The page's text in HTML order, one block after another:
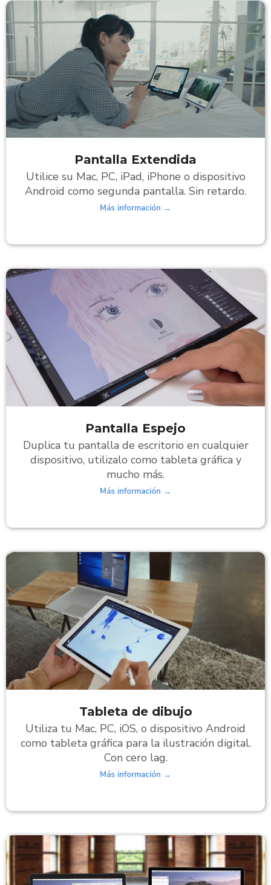
Pantalla Extendida
Utilice su Mac, PC, iPad, iPhone o dispositivo
Android como segunda pantalla. Sin retardo.
Más información →
Pantalla Espejo
Duplica tu pantalla de escritorio en cualquier
dispositivo, utilizalo como tableta gráfica y
mucho más.
Más información →
Tableta de dibujo
Utiliza tu Mac, PC, iOS, o dispositivo Android
como tableta gráfica para la ilustración digital.
Con cero lag.
Más información →